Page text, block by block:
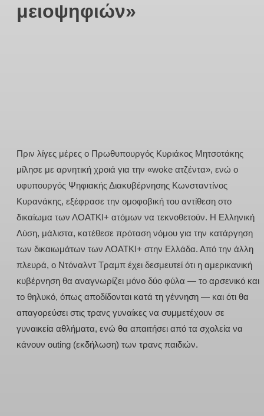
μειοψηφιών»
Πριν λίγες μέρες ο Πρωθυπουργός Κυριάκος Μητσοτάκης
μίλησε με αρνητική χροιά για την «woke ατζέντα», ενώ ο
υφυπουργός Ψηφιακής Διακυβέρνησης Κωνσταντίνος
Κυρανάκης, εξέφρασε την ομοφοβική του αντίθεση στο
δικαίωμα των ΛΟΑΤΚΙ+ ατόμων να τεκνοθετούν. Η Ελληνική
Λύση, μάλιστα, κατέθεσε πρόταση νόμου για την κατάργηση
των δικαιωμάτων των ΛΟΑΤΚΙ+ στην Ελλάδα. Από την άλλη
πλευρά, ο Ντόναλντ Τραμπ έχει δεσμευτεί ότι η αμερικανική
κυβέρνηση θα αναγνωρίζει μόνο δύο φύλα — το αρσενικό και
το θηλυκό, όπως αποδίδονται κατά τη γέννηση — και ότι θα
απαγορεύσει στις τρανς γυναίκες να συμμετέχουν σε
γυναικεία αθλήματα, ενώ θα απαιτήσει από τα σχολεία να
κάνουν outing (εκδήλωση) των τρανς παιδιών.